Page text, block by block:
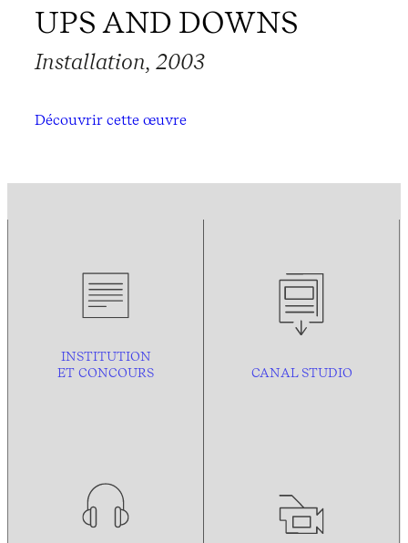
UPS AND DOWNS
Installation, 2003
Découvrir cette œuvre
INSTITUTION
ET CONCOURS
CANAL STUDIO